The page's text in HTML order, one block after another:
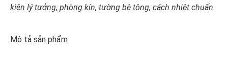
kiện lý tưởng, phòng kín, tường bê tông, cách nhiệt chuẩn.
Mô tả sản phẩm